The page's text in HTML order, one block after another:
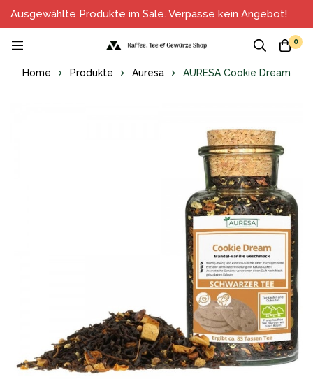
Ausgewählte Produkte im Sale. Verpasse kein Angebot!
0
Home Produkte Auresa AURESA Cookie Dream